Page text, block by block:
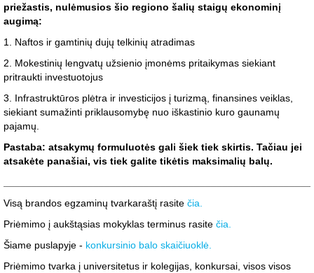
priežastis, nulėmusios šio regiono šalių staigų ekonominį
augimą:
1. Naftos ir gamtinių dujų telkinių atradimas
2. Mokestinių lengvatų užsienio įmonėms pritaikymas siekiant
pritraukti investuotojus
3. Infrastruktūros plėtra ir investicijos į turizmą, finansines veiklas,
siekiant sumažinti priklausomybę nuo iškastinio kuro gaunamų
pajamų.
Pastaba: atsakymų formuluotės gali šiek tiek skirtis. Tačiau jei
atsakėte panašiai, vis tiek galite tikėtis maksimalių balų.
Visą brandos egzaminų tvarkaraštį rasite čia.
Priėmimo į aukštąsias mokyklas terminus rasite čia.
Šiame puslapyje - konkursinio balo skaičiuoklė.
Priėmimo tvarka į universitetus ir kolegijas, konkursai, visos visos